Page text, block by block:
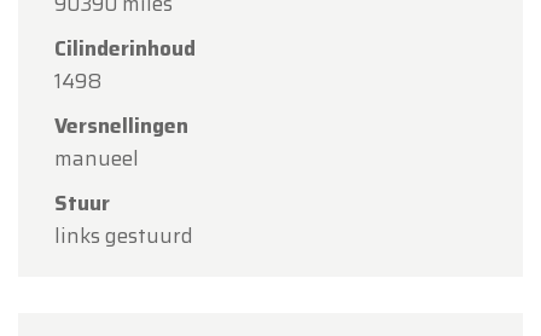
Cilinderinhoud
1498
Versnellingen
manueel
Stuur
links gestuurd